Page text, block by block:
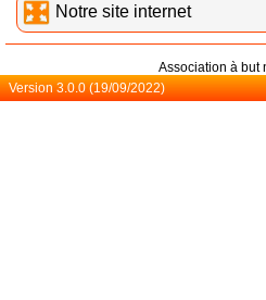
Notre site internet
Association à but
Version 3.0.0 (19/09/2022)